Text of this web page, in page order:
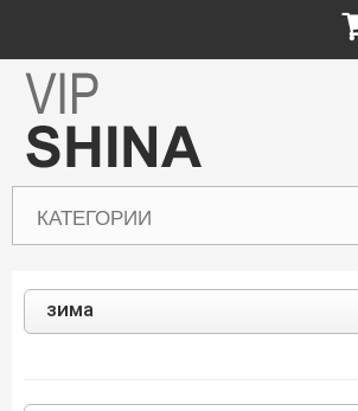
КАТЕГОРИИ
зима